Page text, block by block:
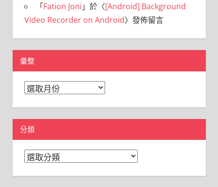
「Fation Joni 」於〈[Android] Background
Video Recorder on Android〉發佈留言
彙整
彙
分類
分